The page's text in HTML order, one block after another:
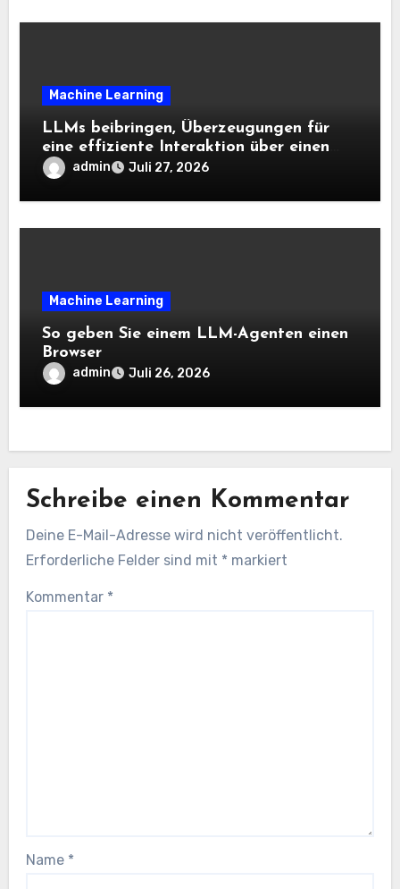
Machine Learning
LLMs beibringen, Überzeugungen für
eine effiziente Interaktion über einen
langen Horizont hinweg zu aktualisieren
– The Berkeley Synthetic Intelligence
Analysis Weblog
admin Juli 27, 2026
Machine Learning
So geben Sie einem LLM-Agenten einen
Browser
admin Juli 26, 2026
Schreibe einen Kommentar
Deine E-Mail-Adresse wird nicht veröffentlicht.
Erforderliche Felder sind mit * markiert
Kommentar *
Name *